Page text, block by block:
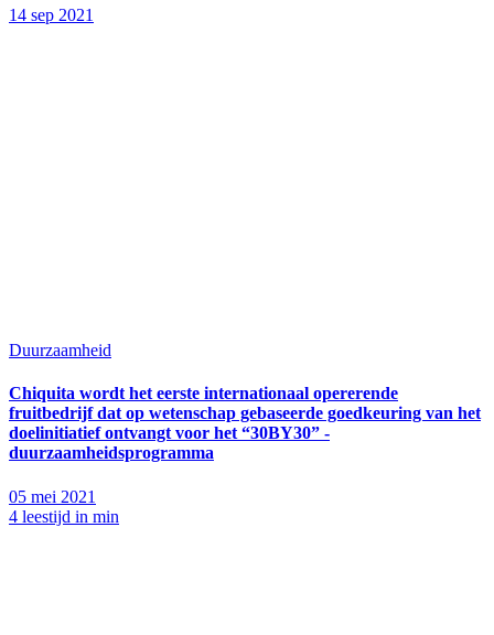
14 sep 2021
Duurzaamheid
Chiquita wordt het eerste internationaal opererende
fruitbedrijf dat op wetenschap gebaseerde goedkeuring van het
doelinitiatief ontvangt voor het “30BY30” -
duurzaamheidsprogramma
05 mei 2021
4 leestijd in min